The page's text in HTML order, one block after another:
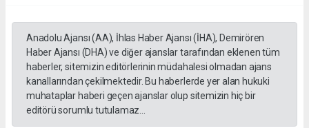
Anadolu Ajansı (AA), İhlas Haber Ajansı (İHA), Demirören
Haber Ajansı (DHA) ve diğer ajanslar tarafından eklenen tüm
haberler, sitemizin editörlerinin müdahalesi olmadan ajans
kanallarından çekilmektedir. Bu haberlerde yer alan hukuki
muhataplar haberi geçen ajanslar olup sitemizin hiç bir
editörü sorumlu tutulamaz...